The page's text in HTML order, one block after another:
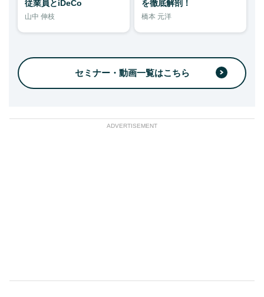
従業員とiDeCo
山中 伸枝
を徹底解剖！
橋本 元洋
セミナー・動画一覧はこちら
ADVERTISEMENT